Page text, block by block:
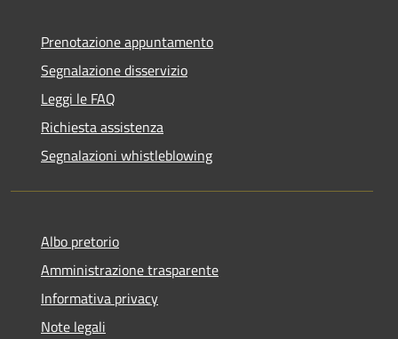
Prenotazione appuntamento
Segnalazione disservizio
Leggi le FAQ
Richiesta assistenza
Segnalazioni whistleblowing
Albo pretorio
Amministrazione trasparente
Informativa privacy
Note legali